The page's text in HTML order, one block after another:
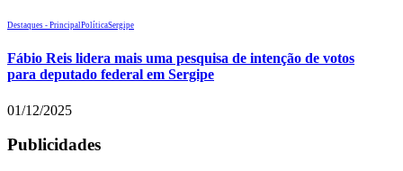
Destaques - PrincipalPolíticaSergipe
Fábio Reis lidera mais uma pesquisa de intenção de votos
para deputado federal em Sergipe
01/12/2025
Publicidades